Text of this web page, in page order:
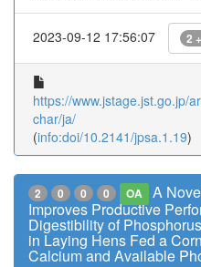
2023-09-12 17:56:07 2
https://www.jstage.jst.go.jp/
char/ja/
(info:doi/10.2141/jpsa.1.19)
2 0 0 0 OA
A
Improves Productive
Digestibility of
in Laying Hens Fed a
Calcium and Available